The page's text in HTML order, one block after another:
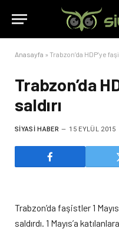
Anasayfa » Trabzon’da HDP’ye
Trabzon’da
saldırı
SIYASI HABER 15 EYLÜL 2015
Trabzon’da faşistler 1
saldırdı. 1 Mayıs’a